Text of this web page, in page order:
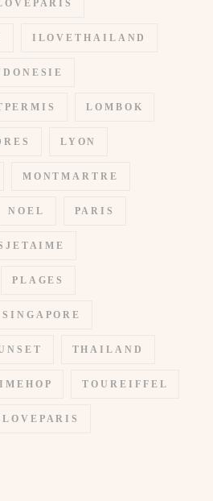
ILOVETHAILAND
LOMBOK
LYON
MONTMARTRE
NOEL PARIS
PLAGES
SINGAPORE
THAILAND
TOUREIFFEL